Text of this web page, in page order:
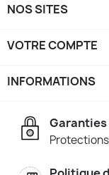
NOS SITES
VOTRE COMPTE
INFORMATIONS